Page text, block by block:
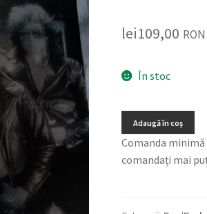
lei109,00 RON
În stoc
Adaugă în coș
Comanda
comandați mai